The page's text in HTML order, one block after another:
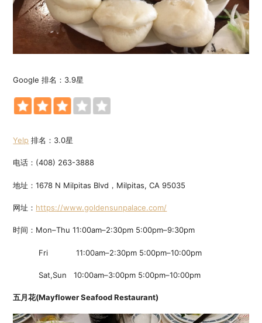
Google 排名：3.9星
Yelp 排名：3.0星
电话：(408) 263-3888
地址：1678 N Milpitas Blvd，Milpitas, CA 95035
网址： https://www.goldensunpalace.com/
时间：Mon–Thu 11:00am–2:30pm 5:00pm–9:30pm
Fri 11:00am–2:30pm 5:00pm–10:00pm
Sat,Sun 10:00am–3:00pm 5:00pm–10:00pm
五月花(Mayflower Seafood Restaurant)